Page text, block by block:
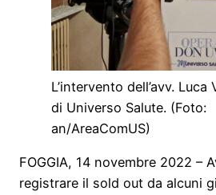
L’intervento dell’avv. Luca
di Universo Salute. (Foto:
an/AreaComUS)
FOGGIA, 14 novembre 2022 –
registrare il sold out da alcuni